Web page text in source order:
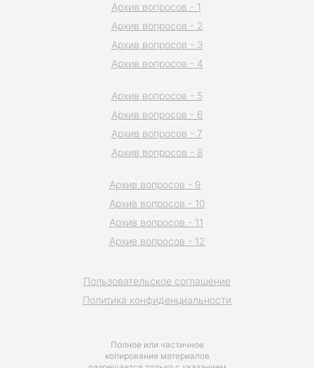
Полное или частичное
копирование материалов
Пользовательское соглашение
Политика конфиденциальности
Архив вопросов - 1
Архив вопросов - 2
Архив вопросов - 3
Архив вопросов - 4
Архив вопросов - 5
Архив вопросов - 6
Архив вопросов - 7
Архив вопросов - 8
Архив вопросов - 9
Архив вопросов - 10
Архив вопросов - 11
Архив вопросов - 12